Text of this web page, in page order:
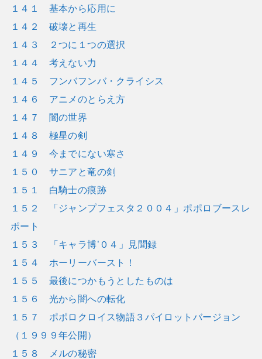
１４１ 基本から応用に
１４２ 破壊と再生
１４３ ２つに１つの選択
１４４ 考えない力
１４５ フンバフンバ・クライシス
１４６ アニメのとらえ方
１４７ 闇の世界
１４８ 極星の剣
１４９ 今までにない寒さ
１５０ サニアと竜の剣
１５１ 白騎士の痕跡
１５２ 「ジャンプフェスタ２００４」ポポロブースレ
ポート
１５３ 「キャラ博’０４」見聞録
１５４ ホーリーバースト！
１５５ 最後につかもうとしたものは
１５６ 光から闇への転化
１５７ ポポロクロイス物語３パイロットバージョン
（１９９９年公開）
１５８ メルの秘密